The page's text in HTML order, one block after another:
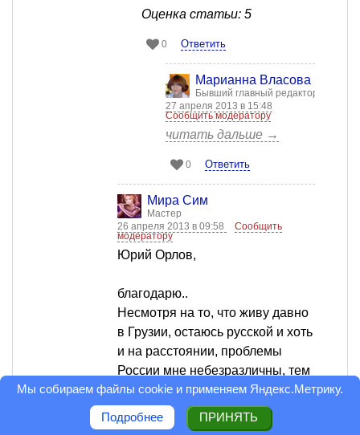
Оценка статьи: 5
0 Ответить
Марианна Власова
Бывший главный редактор
27 апреля 2013 в 15:48
Сообщить модератору
читать дальше →
0 Ответить
Мира Сим
Мастер
26 апреля 2013 в 09:58
Сообщить
модератору
Юрий Орлов,
благодарю..
Несмотря на то, что живу давно
в Грузии, остаюсь русской и хоть
и на расстоянии, проблемы
России мне небезразличны, тем
более что там живут мои сестра
и брат.
Мы собираем файлы cookie и применяем Яндекс.Метрику.
Подробнее ПРИНЯТЬ